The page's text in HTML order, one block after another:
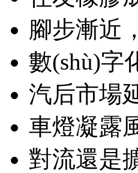
腳步漸近
數(shù)字
汽后市場
車燈凝露
對流還是